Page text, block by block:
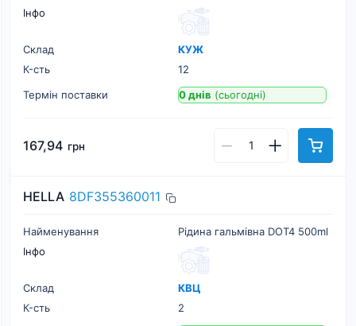
Інфо
Склад
КУЖ
К-cть
12
Термін поставки
0 днів (сьогодні)
167,94 грн
HELLA 8DF355360011
Найменування
Рідина гальмівна DOT4 500ml
Інфо
Склад
КВЦ
К-cть
2